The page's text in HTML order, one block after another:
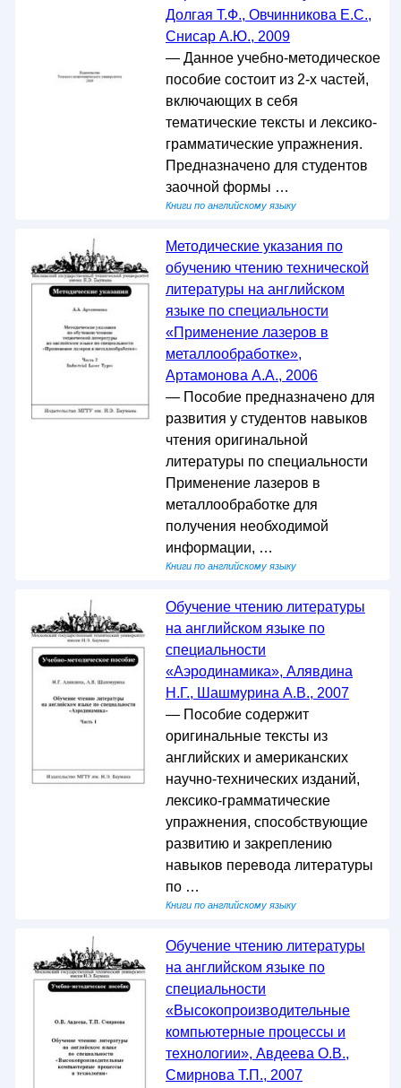
Долгая Т.Ф., Овчинникова Е.С.,
Снисар А.Ю., 2009
— Данное учебно-методическое
пособие состоит из 2-х частей,
включающих в себя
тематические тексты и лексико-
грамматические упражнения.
Предназначено для студентов
заочной формы …
Книги по английскому языку
Методические указания по
обучению чтению технической
литературы на английском
языке по специальности
«Применение лазеров в
металлообработке»,
Артамонова А.А., 2006
— Пособие предназначено для
развития у студентов навыков
чтения оригинальной
литературы по специальности
Применение лазеров в
металлообработке для
получения необходимой
информации, …
Книги по английскому языку
Обучение чтению литературы
на английском языке по
специальности
«Аэродинамика», Алявдина
Н.Г., Шашмурина А.В., 2007
— Пособие содержит
оригинальные тексты из
английских и американских
научно-технических изданий,
лексико-грамматические
упражнения, способствующие
развитию и закреплению
навыков перевода литературы
по …
Книги по английскому языку
Обучение чтению литературы
на английском языке по
специальности
«Высокопроизводительные
компьютерные процессы и
технологии», Авдеева О.В.,
Смирнова Т.П., 2007